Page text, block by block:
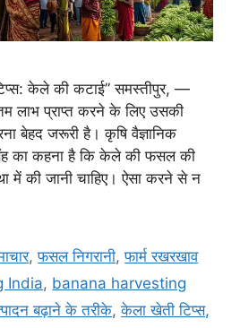
केले की कटाई” समस्तीपुर, —
प्राप्त करने के लिए उसकी
बेहद जरूरी है। कृषि वैज्ञानिक
का कहना है कि केले की फसल की
में की जानी चाहिए। ऐसा करने से न
,फसल निगरानी,फार्म रखरखाव
India, banana harvesting
बढ़ाने के तरीके,केला खेती टिप्स,